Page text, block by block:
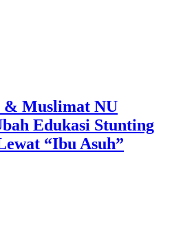
Muslimat NU
Edukasi Stunting
“Ibu Asuh”